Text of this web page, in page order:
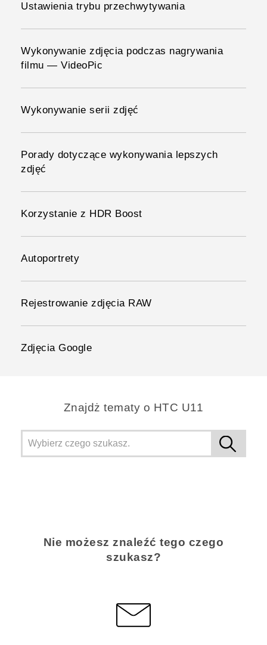
Ustawienia trybu przechwytywania
Wykonywanie zdjęcia podczas nagrywania
filmu — VideoPic
Wykonywanie serii zdjęć
Porady dotyczące wykonywania lepszych
zdjęć
Korzystanie z HDR Boost
Autoportrety
Rejestrowanie zdjęcia RAW
Zdjęcia Google
Znajdż tematy o HTC U11
Nie możesz znaleźć tego czego
szukasz?